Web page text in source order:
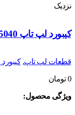
نزدیک
کیبورد لپ تاپ DELL INSPIRON N5040
قطعات لپ تاپ,
0 تومان
ویژگی محصول: